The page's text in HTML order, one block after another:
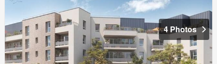
4 Photos